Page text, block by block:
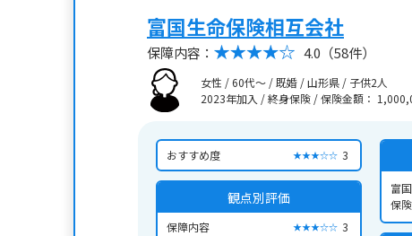
富国生命保険相互会社
保障内容： 4.0 （58件）
女性 / 60代～ / 既婚 / 山形県 / 子供2人
2023年加入 / 終身保険 /保険金額：
おすすめ度 ★★★☆☆ 3
観点別評価
保障内容 ★★★☆☆ 3
富
保